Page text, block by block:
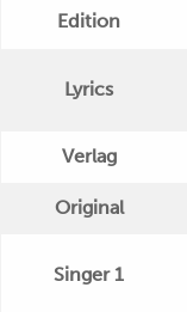
Edition
Lyrics
Verlag
Original
Singer 1